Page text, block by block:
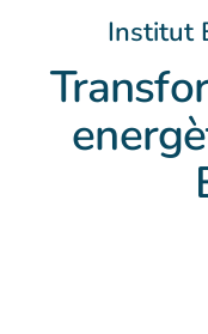
Institut